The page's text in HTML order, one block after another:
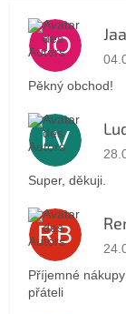
JO Die
Pěkný obchod!
LV Die
Super, děkuji.
RB Die
Příjemné
přáteli